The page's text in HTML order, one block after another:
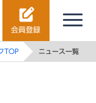
会員登録
TOP ニュース一覧